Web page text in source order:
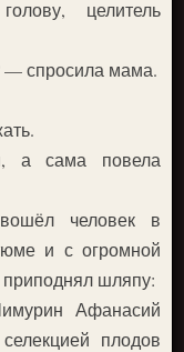
целитель
— спросила мама.
а сама повела
человек в
и с огромной
шляпу:
Афанасий
плодов